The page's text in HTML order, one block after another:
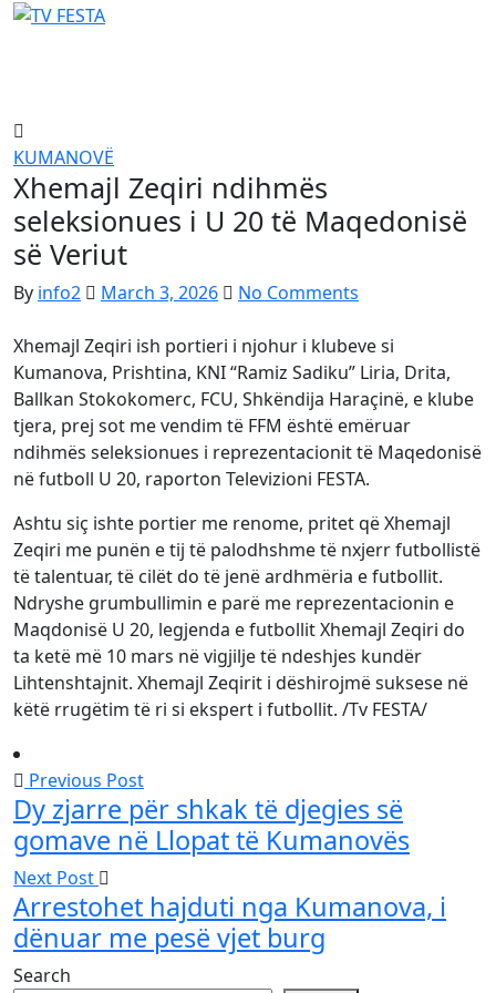
Skip
KUMANOVË
Xhemajl Zeqiri ndihmës
seleksionues i U 20 të Maqedonisë
së Veriut
By info2 March 3, 2026 No Comments
Xhemajl Zeqiri ish portieri i njohur i klubeve si
Kumanova, Prishtina, KNI “Ramiz Sadiku” Liria, Drita,
Ballkan Stokokomerc, FCU, Shkëndija Haraçinë, e klube
tjera, prej sot me vendim të FFM është emëruar
ndihmës seleksionues i reprezentacionit të Maqedonisë
në futboll U 20, raporton Televizioni FESTA.
Ashtu siç ishte portier me renome, pritet që Xhemajl
Zeqiri me punën e tij të palodhshme të nxjerr futbollistë
të talentuar, të cilët do të jenë ardhmëria e futbollit.
Ndryshe grumbullimin e parë me reprezentacionin e
Maqdonisë U 20, legjenda e futbollit Xhemajl Zeqiri do
ta ketë më 10 mars në vigjilje të ndeshjes kundër
Lihtenshtajnit. Xhemajl Zeqirit i dëshirojmë suksese në
këtë rrugëtim të ri si ekspert i futbollit. /Tv FESTA/
Previous Post
Dy zjarre për shkak të djegies së
gomave në Llopat të Kumanovës
Next Post
Arrestohet hajduti nga Kumanova, i
dënuar me pesë vjet burg
Search